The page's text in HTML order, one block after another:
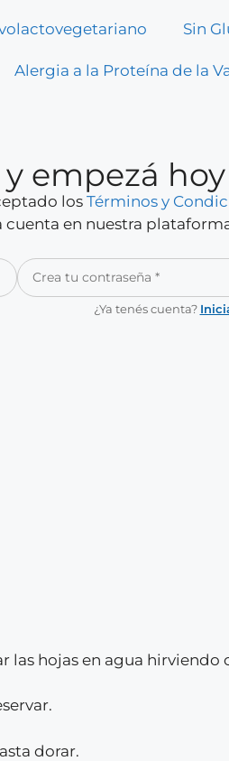
Sin
Alergia a la Proteína de la
empezá
los Términos y
en nuestra
¿Ya tenés cuenta?
las hojas en agua
dorar.